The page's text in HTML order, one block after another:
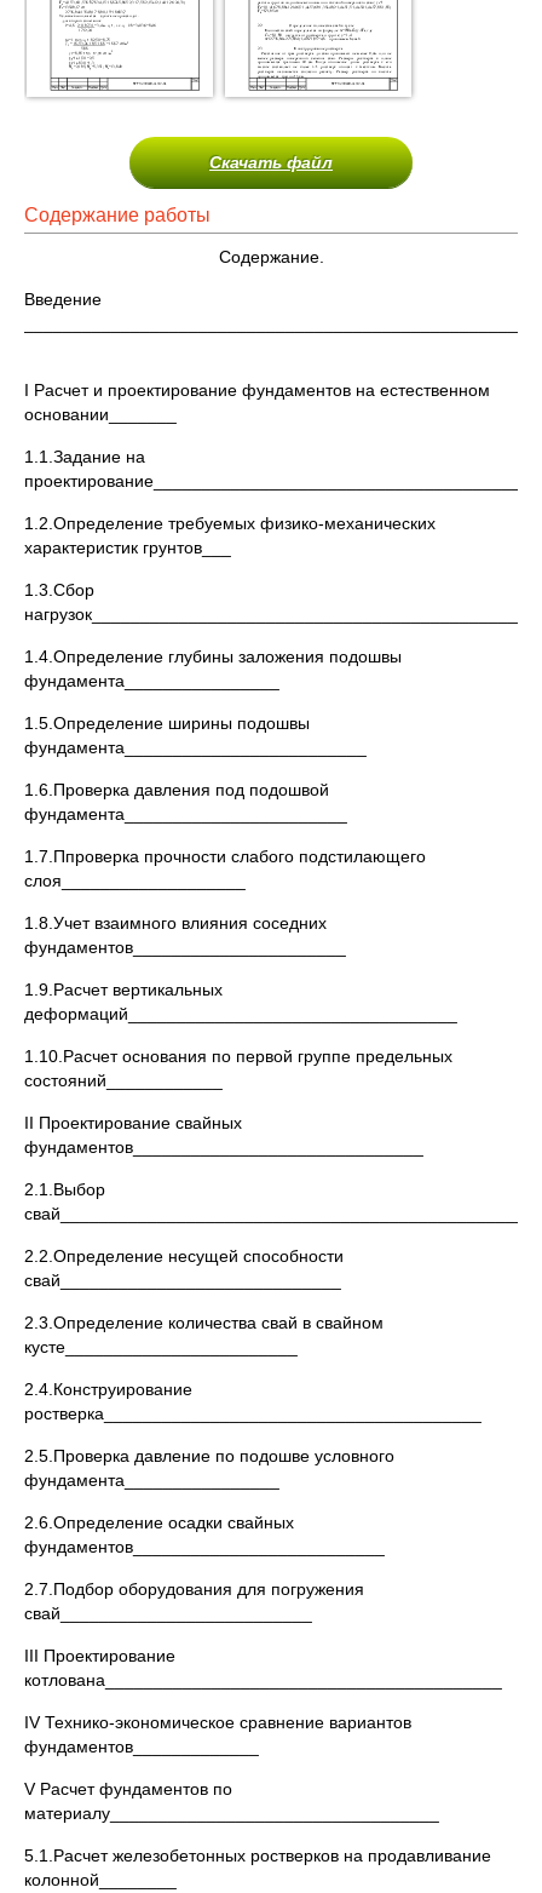
Скачать файл
Содержание работы
Содержание.
Введение
I Расчет и проектирование фундаментов на естественном
основании_______
1.1.Задание на
проектирование________________________________________
1.2.Определение требуемых физико-механических
характеристик грунтов___
1.3.Сбор
1.4.Определение глубины заложения подошвы
фундамента________________
1.5.Определение ширины подошвы
фундамента_________________________
1.6.Проверка давления под подошвой
фундамента_______________________
1.7.Ппроверка прочности слабого подстилающего
слоя___________________
1.8.Учет взаимного влияния соседних
фундаментов______________________
1.9.Расчет вертикальных
деформаций__________________________________
1.10.Расчет основания по первой группе предельных
состояний____________
II Проектирование свайных
фундаментов______________________________
2.1.Выбор
2.2.Определение несущей способности
свай_____________________________
2.3.Определение количества свай в свайном
кусте________________________
2.4.Конструирование
ростверка_______________________________________
2.5.Проверка давление по подошве условного
фундамента________________
2.6.Определение осадки свайных
фундаментов__________________________
2.7.Подбор оборудования для погружения
свай__________________________
III Проектирование
котлована_________________________________________
IV Технико-экономическое сравнение вариантов
фундаментов_____________
V Расчет фундаментов по
материалу__________________________________
5.1.Расчет железобетонных ростверков на продавливание
колонной________